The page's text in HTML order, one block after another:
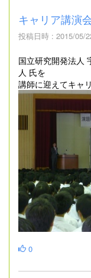
キャリア講演
投稿日時 : 2015/05/
国立研究開発法人
人 氏を
講師に迎えてキャ
0